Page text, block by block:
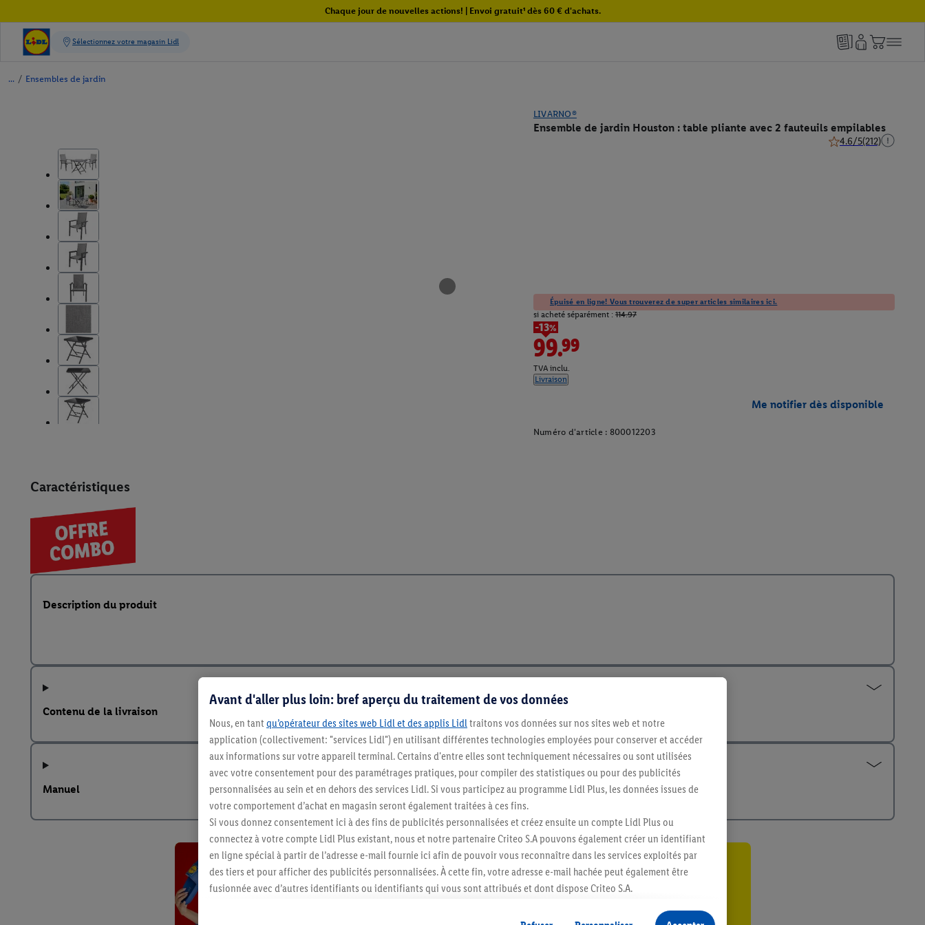
Chaque jour de nouvelles actions! | Envoi gratuit¹ dès 60 € d'achats.
/ Ensembles de jardin
LIVARNO®
Ensemble de jardin Houston : table pliante avec 2 fauteuils empilables
4.6/5(212)
Caractéristiques
Épuisé en ligne! Vous trouverez de super articles similaires ici.
si acheté séparément : 114.97
-13%
99.99
TVA inclu.
Livraison
Me notifier dès disponible
Numéro d'article : 800012203
Description du produit
Contenu de la livraison
Manuel
Restez au courant
Avant d'aller plus loin: bref aperçu du traitement de vos données
Nous, en tant qu’opérateur des sites web Lidl et des applis Lidl traitons vos données sur nos sites web et notre
application (collectivement: "services Lidl") en utilisant différentes technologies employées pour conserver et accéder
aux informations sur votre appareil terminal. Certains d'entre elles sont techniquement nécessaires ou sont utilisées
avec votre consentement pour des paramétrages pratiques, pour compiler des statistiques ou pour des publicités
personnalisées au sein et en dehors des services Lidl. Si vous participez au programme Lidl Plus, les données issues de
votre comportement d’achat en magasin seront également traitées à ces fins.
Si vous donnez consentement ici à des fins de publicités personnalisées et créez ensuite un compte Lidl Plus ou
connectez à votre compte Lidl Plus existant, nous et notre partenaire Criteo S.A pouvons également créer un identifiant
en ligne spécial à partir de l’adresse e-mail fournie ici afin de pouvoir vous reconnaître dans les services exploités par
des tiers et pour afficher des publicités personnalisées. À cette fin, votre adresse e-mail hachée peut également être
fusionnée avec d’autres identifiants ou identifiants qui vous sont attribués et dont dispose Criteo S.A.
vous avez montré de l’intérêt (par exemple en plaçant le produit dans un panier d’un webshop mais sans procéder à